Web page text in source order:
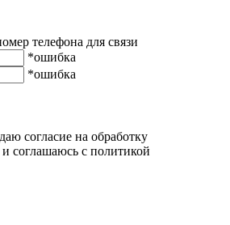
телефона для связи
*ошибка
*ошибка
согласие на обработку
и соглашаюсь с политикой